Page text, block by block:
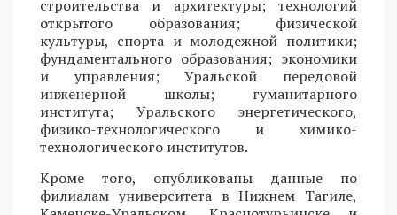
строительства и архитектуры; технологий
открытого образования; физической
культуры, спорта и молодежной политики;
фундаментального образования; экономики
и управления; Уральской передовой
инженерной школы; гуманитарного
института; Уральского энергетического,
физико-технологического и химико-
технологического институтов.
Кроме того, опубликованы данные по
филиалам университета в Нижнем Тагиле,